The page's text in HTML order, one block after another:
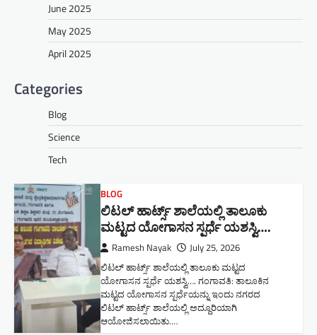
June 2025
May 2025
April 2025
Categories
Blog
Science
Tech
BLOG
ಲಿಟಲ್ ಹಾರ್ಟ್ಸ್ ಶಾಲೆಯಲ್ಲಿ ತಾಲೂಕು
ಮಟ್ಟದ ಯೋಗಾಸನ ಸ್ಪರ್ಧೆ ಯಶಸ್ವಿ….
Ramesh Nayak July 25, 2026
ಲಿಟಲ್ ಹಾರ್ಟ್ಸ್ ಶಾಲೆಯಲ್ಲಿ ತಾಲೂಕು ಮಟ್ಟದ
ಯೋಗಾಸನ ಸ್ಪರ್ಧೆ ಯಶಸ್ವಿ…. ಗಂಗಾವತಿ: ತಾಲೂಕಿನ
ಮಟ್ಟದ ಯೋಗಾಸನ ಸ್ಪರ್ಧೆಯನ್ನು ಇಂದು ನಗರದ
ಲಿಟಲ್ ಹಾರ್ಟ್ಸ್ ಶಾಲೆಯಲ್ಲಿ ಅದ್ದೂರಿಯಾಗಿ
ಆಯೋಜಿಸಲಾಯಿತು.…